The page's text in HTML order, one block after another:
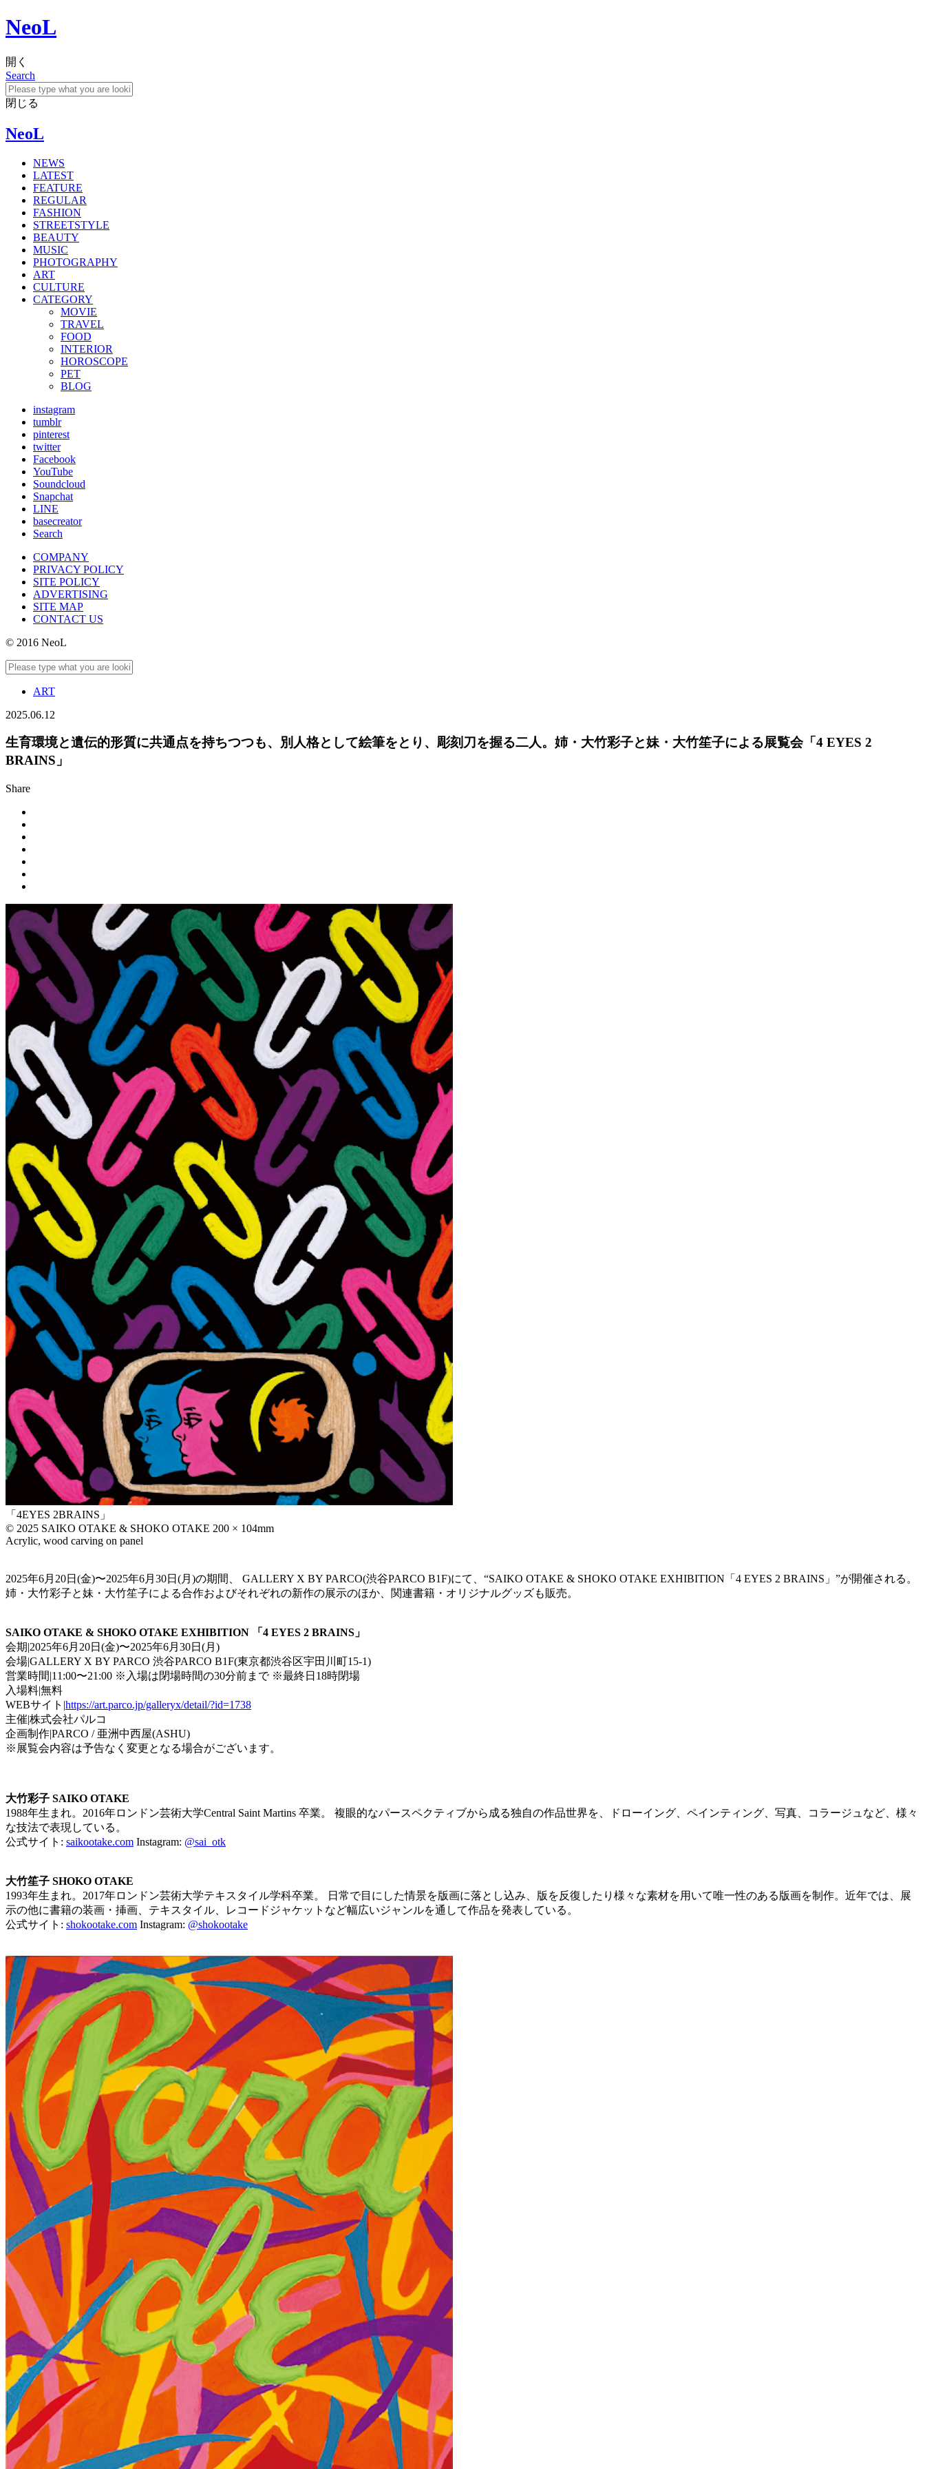
NeoL
開く
Search
閉じる
NeoL
NEWS
LATEST
FEATURE
REGULAR
FASHION
STREETSTYLE
BEAUTY
MUSIC
PHOTOGRAPHY
ART
CULTURE
CATEGORY
MOVIE
TRAVEL
FOOD
INTERIOR
HOROSCOPE
PET
BLOG
instagram
tumblr
pinterest
twitter
Facebook
YouTube
Soundcloud
Snapchat
LINE
basecreator
Search
COMPANY
PRIVACY POLICY
SITE POLICY
ADVERTISING
SITE MAP
CONTACT US
© 2016 NeoL
ART
2025.06.12
生育環境と遺伝的形質に共通点を持ちつつも、別人格として絵筆をとり、彫刻刀を握る二人。姉・大竹彩子と妹・大竹笙子による展覧会「4 EYES 2
BRAINS」
Share
「4EYES 2BRAINS」
© 2025 SAIKO OTAKE & SHOKO OTAKE 200 × 104mm
Acrylic, wood carving on panel
2025年6月20日(金)〜2025年6月30日(月)の期間、 GALLERY X BY PARCO(渋谷PARCO B1F)にて、“SAIKO OTAKE & SHOKO OTAKE EXHIBITION「4 EYES 2 BRAINS」”が開催される。
姉・大竹彩子と妹・大竹笙子による合作およびそれぞれの新作の展示のほか、関連書籍・オリジナルグッズも販売。
SAIKO OTAKE & SHOKO OTAKE EXHIBITION 「4 EYES 2 BRAINS」
会期|2025年6月20日(金)〜2025年6月30日(月)
会場|GALLERY X BY PARCO 渋谷PARCO B1F(東京都渋谷区宇田川町15-1)
営業時間|11:00〜21:00 ※入場は閉場時間の30分前まで ※最終日18時閉場
入場料|無料
WEBサイト|https://art.parco.jp/galleryx/detail/?id=1738
主催|株式会社パルコ
企画制作|PARCO / 亜洲中西屋(ASHU)
※展覧会内容は予告なく変更となる場合がございます。
大竹彩子 SAIKO OTAKE
1988年生まれ。2016年ロンドン芸術大学Central Saint Martins 卒業。 複眼的なパースペクティブから成る独自の作品世界を、ドローイング、ペインティング、写真、コラージュなど、様々
な技法で表現している。
公式サイト: saikootake.com Instagram: @sai_otk
大竹笙子 SHOKO OTAKE
1993年生まれ。2017年ロンドン芸術大学テキスタイル学科卒業。 日常で目にした情景を版画に落とし込み、版を反復したり様々な素材を用いて唯一性のある版画を制作。近年では、展
示の他に書籍の装画・挿画、テキスタイル、レコードジャケットなど幅広いジャンルを通して作品を発表している。
公式サイト: shokootake.com Instagram: @shokootake